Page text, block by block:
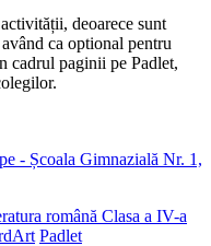
deoarece sunt
ca optional pentru
cadrul paginii pe Padlet,
- Școala Gimnazială Nr. 1,
română Clasa a IV-a
Padlet